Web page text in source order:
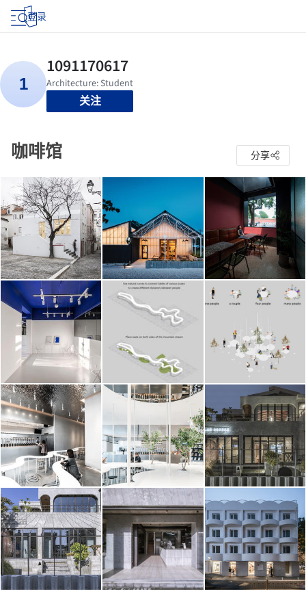
登录
关注
咖啡馆 分享